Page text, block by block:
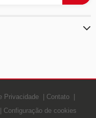
Privacidade
Contato
Configuração de cookies